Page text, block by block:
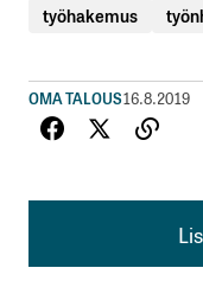
työhakemus
OMA TALOUS16.8.2019